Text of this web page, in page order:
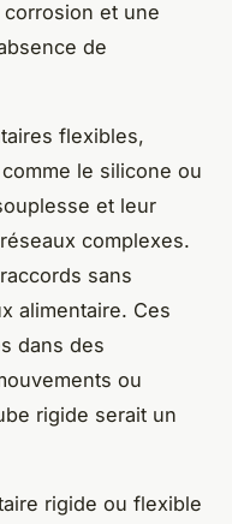
et une
de
flexibles,
le silicone ou
et leur
complexes.
sans
alimentaire. Ces
dans des
ou
rigide serait un
rigide ou flexible